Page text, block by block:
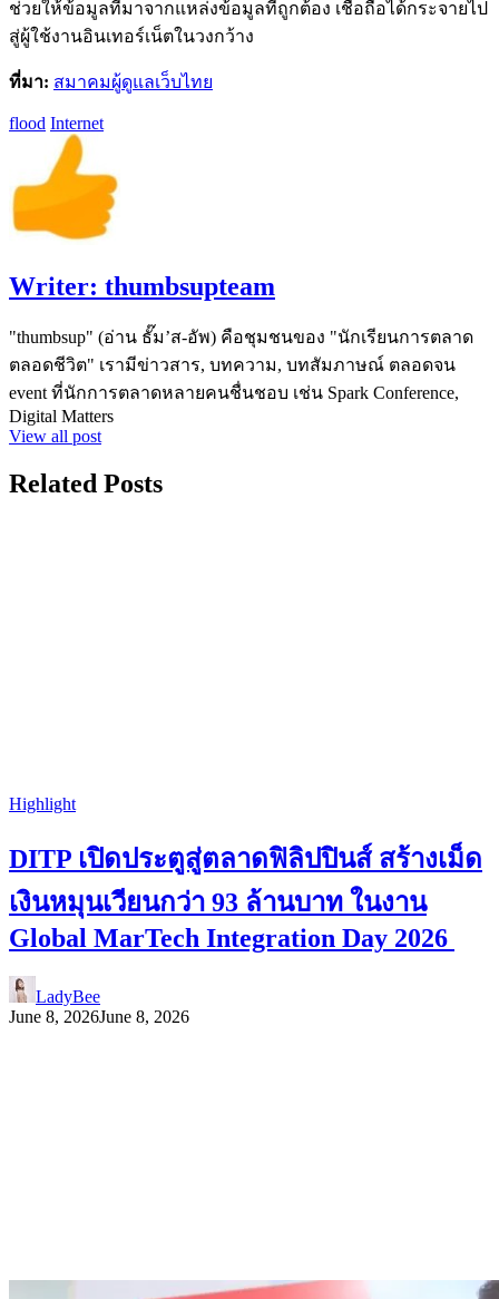
ช่วยให้ข้อมูลที่มาจากแหล่งข้อมูลที่ถูกต้อง เชื่อถือได้กระจายไป
สู่ผู้ใช้งานอินเทอร์เน็ตในวงกว้าง
ที่มา: สมาคมผู้ดูแลเว็บไทย
flood Internet
Writer: thumbsupteam
"thumbsup" (อ่าน ธั๊ม’ส-อัพ) คือชุมชนของ "นักเรียนการตลาด
ตลอดชีวิต" เรามีข่าวสาร, บทความ, บทสัมภาษณ์ ตลอดจน
event ที่นักการตลาดหลายคนชื่นชอบ เช่น Spark Conference,
Digital Matters
View all post
Related Posts
Highlight
DITP เปิดประตูสู่ตลาดฟิลิปปินส์ สร้างเม็ด
เงินหมุนเวียนกว่า 93 ล้านบาท ในงาน
Global MarTech Integration Day 2026
LadyBee
June 8, 2026June 8, 2026